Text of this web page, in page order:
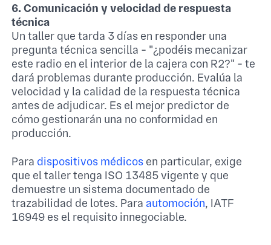
6. Comunicación y velocidad de respuesta
técnica
Un taller que tarda 3 días en responder una
pregunta técnica sencilla - "¿podéis mecanizar
este radio en el interior de la cajera con R2?" - te
dará problemas durante producción. Evalúa la
velocidad y la calidad de la respuesta técnica
antes de adjudicar. Es el mejor predictor de
cómo gestionarán una no conformidad en
producción.
Para dispositivos médicos en particular, exige
que el taller tenga ISO 13485 vigente y que
demuestre un sistema documentado de
trazabilidad de lotes. Para automoción, IATF
16949 es el requisito innegociable.